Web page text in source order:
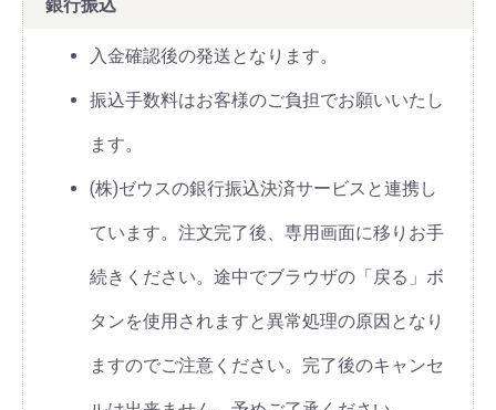
銀行振込
入金確認後の発送となります。
振込手数料はお客様のご負担でお願いいたし
ます。
(株)ゼウスの銀行振込決済サービスと連携し
ています。注文完了後、専用画面に移りお手
続きください。途中でブラウザの「戻る」ボ
タンを使用されますと異常処理の原因となり
ますのでご注意ください。完了後のキャンセ